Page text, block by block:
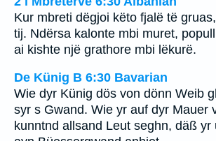
Kur mbreti dëgjoi këto fjalë të
tij. Ndërsa kalonte mbi muret,
ai kishte një grathore mbi lëkurë.
De Künig B 6:30 Bavarian
Wie dyr Künig dös von dönn Weib
syr s Gwand. Wie yr auf dyr Mauer
kunntnd allsand Leut seghn, däß yr